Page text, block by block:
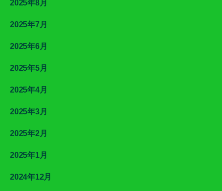
2025年8月
2025年7月
2025年6月
2025年5月
2025年4月
2025年3月
2025年2月
2025年1月
2024年12月